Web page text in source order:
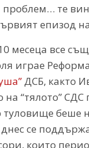
те
епизод
месеца все
играе
ДСБ, както
на “тялото”
туловище беше
се
които